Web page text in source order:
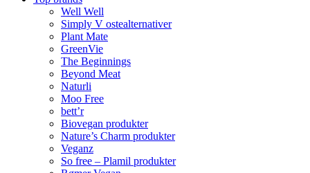
Well Well
Simply V ostealternativer
Plant Mate
GreenVie
The Beginnings
Beyond Meat
Naturli
Moo Free
bett’r
Biovegan produkter
Nature’s Charm produkter
Veganz
So free – Plamil produkter